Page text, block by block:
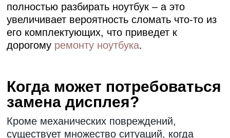
полностью разбирать ноутбук – а это
увеличивает вероятность сломать что-то из
его комплектующих, что приведет к
дорогому ремонту ноутбука.
Когда может потребоваться
замена дисплея?
Кроме механических повреждений,
существует множество ситуаций, когда